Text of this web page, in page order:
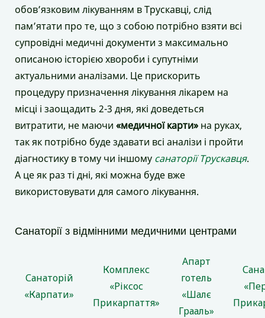
обов’язковим лікуванням в Трускавці, слід
пам’ятати про те, що з собою потрібно взяти всі
супровідні медичні документи з максимально
описаною історією хвороби і супутніми
актуальними аналізами. Це прискорить
процедуру призначення лікування лікарем на
місці і заощадить 2-3 дня, які доведеться
витратити, не маючи «медичної карти» на руках,
так як потрібно буде здавати всі аналізи і пройти
діагностику в тому чи іншому санаторії Трускавця.
А це як раз ті дні, які можна буде вже
використовувати для самого лікування.
Санаторії з відмінними медичними центрами
Санаторій
«Карпати»
Комплекс
«Ріксос
Прикарпаття»
Апарт
готель
«Шалє
Грааль»